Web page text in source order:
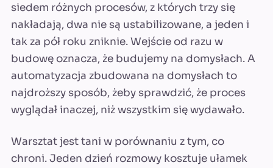
siedem różnych procesów, z których trzy się
nakładają, dwa nie są ustabilizowane, a jeden i
tak za pół roku zniknie. Wejście od razu w
budowę oznacza, że budujemy na domysłach. A
automatyzacja zbudowana na domysłach to
najdroższy sposób, żeby sprawdzić, że proces
wyglądał inaczej, niż wszystkim się wydawało.
Warsztat jest tani w porównaniu z tym, co
chroni. Jeden dzień rozmowy kosztuje ułamek